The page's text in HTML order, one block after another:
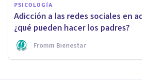
PSICOLOGÍA
Adicción a las redes sociales en
¿qué pueden hacer los padres?
Fromm Bienestar